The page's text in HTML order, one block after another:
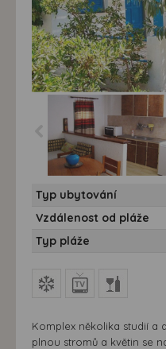
nocí - Řecko, Kréta -
Studia Gialos
Typ ubytování
Vzdálenost od pláže
Typ pláže
Komplex několika studií a
plnou stromů a květin se